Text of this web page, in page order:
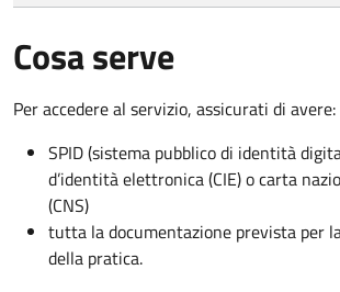
Cosa serve
Per accedere al servizio, assicurati di avere:
SPID (sistema pubblico di identità
d’identità elettronica (CIE) o carta
(CNS)
tutta la documentazione prevista per
della pratica.